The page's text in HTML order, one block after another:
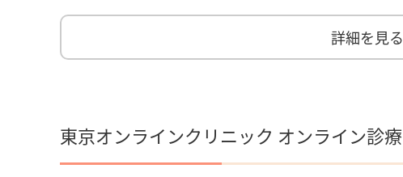
詳細を見る
東京オンラインクリニック オンライン診療